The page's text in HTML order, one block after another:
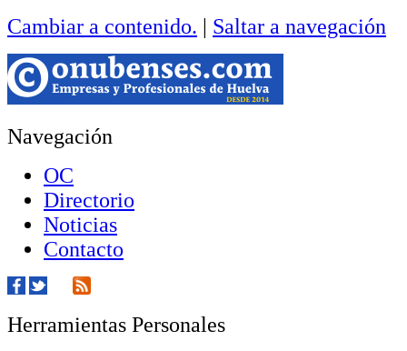
Cambiar a contenido. | Saltar a navegación
Navegación
OC
Directorio
Noticias
Contacto
Herramientas Personales